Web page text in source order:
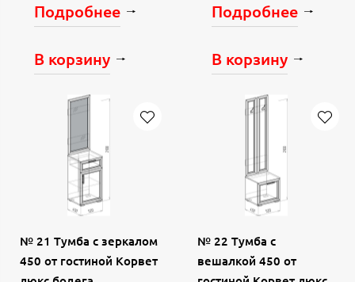
Подробнее
В корзину
Подробнее
В корзину
№ 21 Тумба с зеркалом
450 от гостиной Корвет
№ 22 Тумба с
вешалкой 450 от